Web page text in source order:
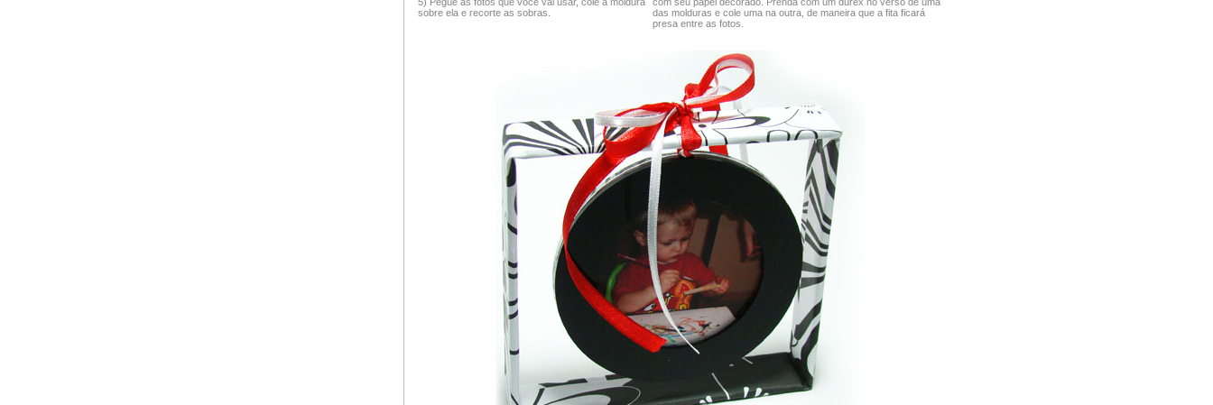
sobre ela e recorte as sobras.
das molduras e cole uma na outra, de maneira que a fita ficará
presa entre as fotos.